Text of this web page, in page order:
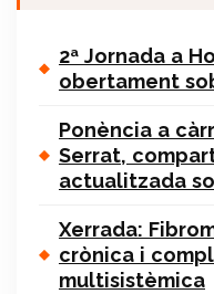
2ª Jornada a
obertament
Ponència a
Serrat,
actualitzada
Xerrada:
crònica i
multisistèmica